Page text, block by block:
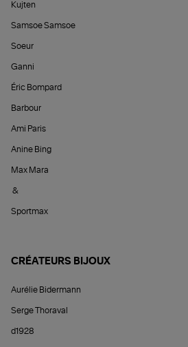
Kujten
Samsoe Samsoe
Soeur
Ganni
Éric Bompard
Barbour
Ami Paris
Anine Bing
Max Mara
&
Sportmax
CRÉATEURS BIJOUX
Aurélie Bidermann
Serge Thoraval
d1928